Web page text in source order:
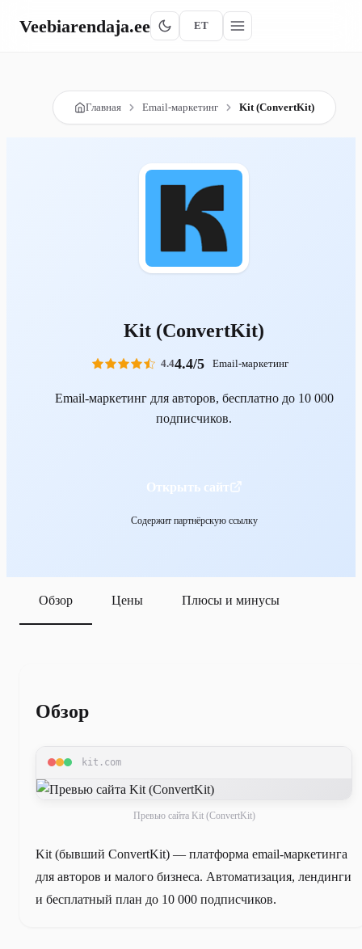
Veebiarendaja.ee ET
Главная Email-маркетинг Kit (ConvertKit)
Kit (ConvertKit)
4.44.4/5 Email-маркетинг
Email-маркетинг для авторов, бесплатно до 10 000
подписчиков.
Открыть сайт
Содержит партнёрскую ссылку
Обзор Цены Плюсы и минусы
Обзор
kit.com
Превью сайта Kit (ConvertKit)
Kit (бывший ConvertKit) — платформа email-маркетинга
для авторов и малого бизнеса. Автоматизация, лендинги
и бесплатный план до 10 000 подписчиков.